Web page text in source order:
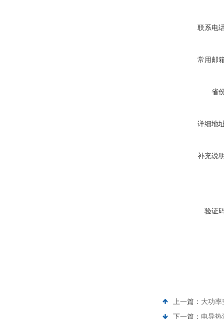
联系电
常用邮
省
详细地
补充说
验证
上一篇： 大功
下一篇： 电导